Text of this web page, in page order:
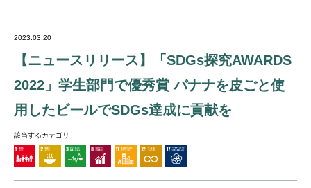
2023.03.20
【ニュースリリース】「SDGs探究AWARDS
2022」学生部門で優秀賞 バナナを皮ごと使
用したビールでSDGs達成に貢献を
該当するカテゴリ